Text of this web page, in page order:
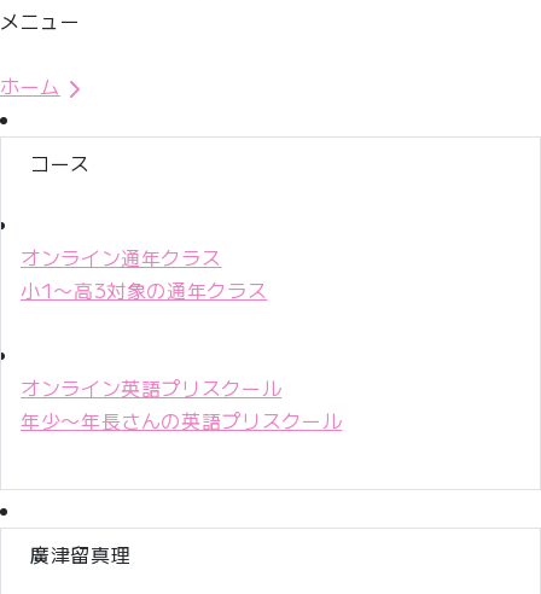
メニュー
ホーム
コース
オンライン通年クラス
小1〜高3対象の通年クラス
オンライン英語プリスクール
年少〜年長さんの英語プリスクール
廣津留真理